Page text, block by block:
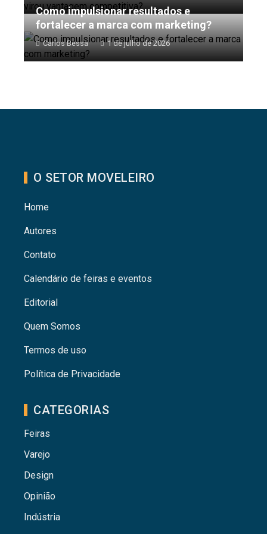
Como impulsionar resultados e
fortalecer a marca com marketing?
Carlos Bessa 1 de julho de 2026
O SETOR MOVELEIRO
Home
Autores
Contato
Calendário de feiras e eventos
Editorial
Quem Somos
Termos de uso
Política de Privacidade
CATEGORIAS
Feiras
Varejo
Design
Opinião
Indústria